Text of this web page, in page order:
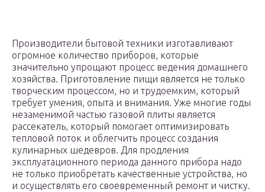
Производители бытовой техники изготавливают
огромное количество приборов, которые
значительно упрощают процесс ведения домашнего
хозяйства. Приготовление пищи является не только
творческим процессом, но и трудоемким, который
требует умения, опыта и внимания. Уже многие годы
незаменимой частью газовой плиты является
рассекатель, который помогает оптимизировать
тепловой поток и облегчить процесс создания
кулинарных шедевров. Для продления
эксплуатационного периода данного прибора надо
не только приобретать качественные устройства, но
и осуществлять его своевременный ремонт и чистку.